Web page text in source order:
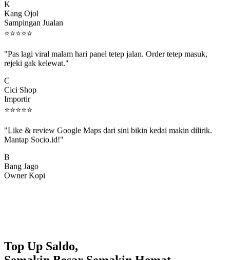
Kang Ojol
Sampingan Jualan
⭐⭐⭐⭐⭐
rejeki gak kelewat."
Cici Shop
Importir
⭐⭐⭐⭐⭐
Mantap Socio.id!"
Bang Jago
Owner Kopi
Top Up Saldo,